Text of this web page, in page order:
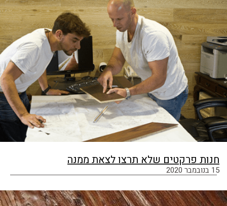
חנות פרקטים שלא תרצו לצאת ממנה
15 בנובמבר 2020